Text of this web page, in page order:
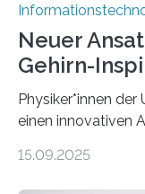
Neuer
Gehirn-
Physiker*innen
einen innovativen
Lösungsweg ist
15.09.2025